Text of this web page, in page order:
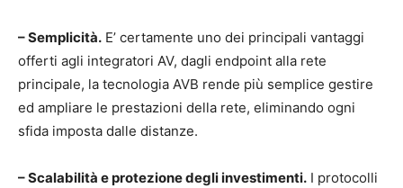
– Semplicità. E’ certamente uno dei principali vantaggi
offerti agli integratori AV, dagli endpoint alla rete
principale, la tecnologia AVB rende più semplice gestire
ed ampliare le prestazioni della rete, eliminando ogni
sfida imposta dalle distanze.
– Scalabilità e protezione degli investimenti. I protocolli